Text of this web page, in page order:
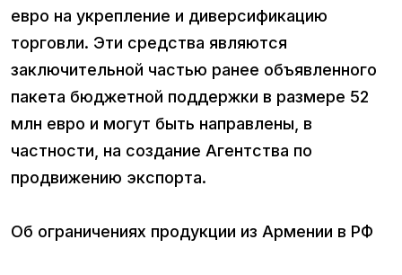
евро на укрепление и диверсификацию
торговли. Эти средства являются
заключительной частью ранее объявленного
пакета бюджетной поддержки в размере 52
млн евро и могут быть направлены, в
частности, на создание Агентства по
продвижению экспорта.
Об ограничениях продукции из Армении в РФ